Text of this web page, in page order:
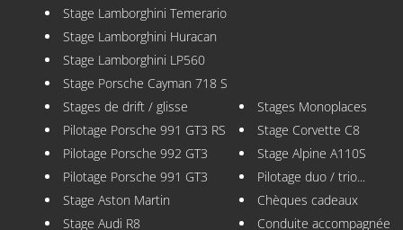
Stage Lamborghini Temerario
Stage Lamborghini Huracan
Stage Lamborghini LP560
Stage Porsche Cayman 718 S
Stages de drift / glisse
Pilotage Porsche 991 GT3 RS
Pilotage Porsche 992 GT3
Pilotage Porsche 991 GT3
Stage Aston Martin
Stage Audi R8
Stages Monoplaces
Stage Corvette C8
Stage Alpine A110S
Pilotage duo / trio...
Chèques cadeaux
Conduite accompagnée